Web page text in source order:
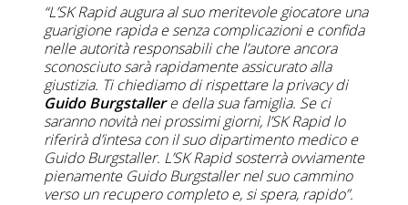
“L’SK Rapid augura al suo meritevole giocatore una
guarigione rapida e senza complicazioni e confida
nelle autorità responsabili che l’autore ancora
sconosciuto sarà rapidamente assicurato alla
giustizia. Ti chiediamo di rispettare la privacy di
Guido Burgstallere della sua famiglia. Se ci
saranno novità nei prossimi giorni, l’SK Rapid lo
riferirà d’intesa con il suo dipartimento medico e
Guido Burgstaller. L’SK Rapid sosterrà ovviamente
pienamente Guido Burgstaller nel suo cammino
verso un recupero completo e, si spera, rapido”.